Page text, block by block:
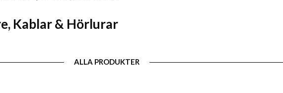
Kablar & Hörlurar
ALLA PRODUKTER